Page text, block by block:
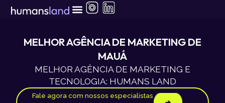
para
conteúdoMELHOR AGÊNCIA DE MARKETING DE
MAUÁ
MELHOR AGÊNCIA DE MARKETING E
TECNOLOGIA: HUMANS LAND
Fale agora com nossos especialistas